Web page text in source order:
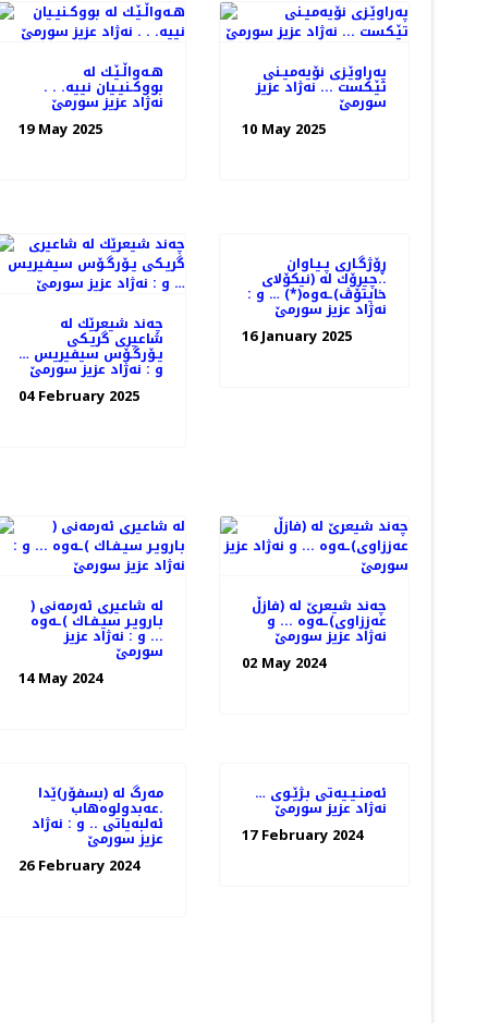
هـه‌واڵـێـك له‌
بووكـنیـیان نییه‌. . .
نه‌ژاد عزیز سورمێ
19 May 2025
په‌راوێـزی نۆیه‌میـنی
تێـكست ... نه‌ژاد عزیز
سورمێ
10 May 2025
چه‌ند شیعرێك له‌
شاعیری گریـكی
یـۆرگـۆس سیفیریس …
و : نه‌ژاد عزیز سورمێ
04 February 2025
ڕۆژگـاری پـیـاوان
..چیرۆك له‌ (نیكۆلای
خایتۆڤ)ـه‌وه‌(*) … و ‌:
نه‌ژاد عزیز سورمێ
16 January 2025
له‌ شاعیری ئه‌رمه‌نی (
بـارویـر سیـفـاك )ـه‌وه‌
... و : نه‌ژاد عزیز
سورمێ
14 May 2024
چه‌ند شیعرێ له‌ (فازڵ
عه‌ززاوی)ـه‌وه‌ ... و
نه‌ژاد عزیز سورمێ
02 May 2024
مه‌رگ له‌ (بسفۆر)ێدا
.عەبدولوەهاب
ئەلبەیاتی .. و : نه‌ژاد
عزیز سورمێ
26 February 2024
ئه‌منـیـیه‌تی بـژێـوی …
نه‌ژاد عزیز سورمێ
17 February 2024